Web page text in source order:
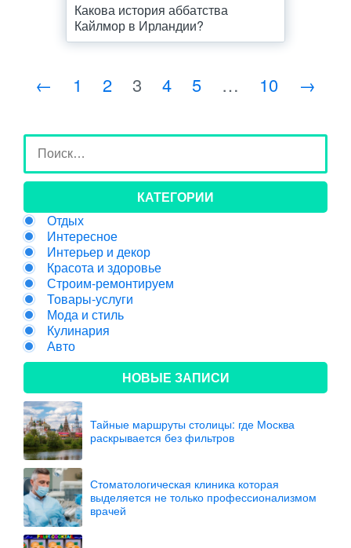
Какова история аббатства
Кайлмор в Ирландии?
← 1 2 3 4 5 … 10 →
КАТЕГОРИИ
Отдых
Интересное
Интерьер и декор
Красота и здоровье
Строим-ремонтируем
Товары-услуги
Мода и стиль
Кулинария
Авто
НОВЫЕ ЗАПИСИ
Тайные маршруты столицы: где Москва
раскрывается без фильтров
Стоматологическая клиника которая
выделяется не только профессионализмом
врачей